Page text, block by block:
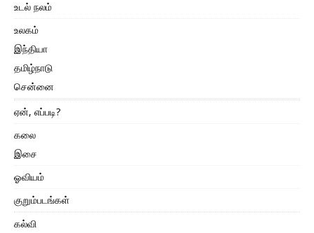
உடல் நலம்
உலகம்
இந்தியா
தமிழ்நாடு
சென்னை
ஏன், எப்படி?
கலை
இசை
ஓவியம்
குறும்படங்கள்
கல்வி